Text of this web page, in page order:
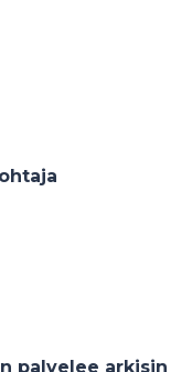
palvelee arkisin